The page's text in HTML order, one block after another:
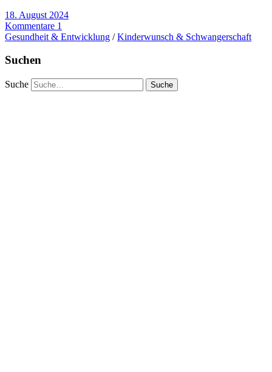
18. August 2024
Kommentare 1
Gesundheit & Entwicklung /Kinderwunsch & Schwangerschaft
Suchen
Suche